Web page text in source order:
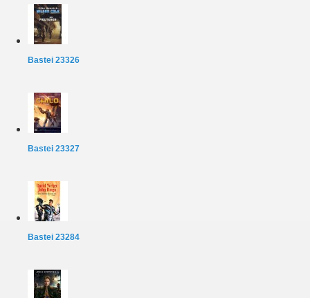
Bastei 23326
Bastei 23327
Bastei 23284